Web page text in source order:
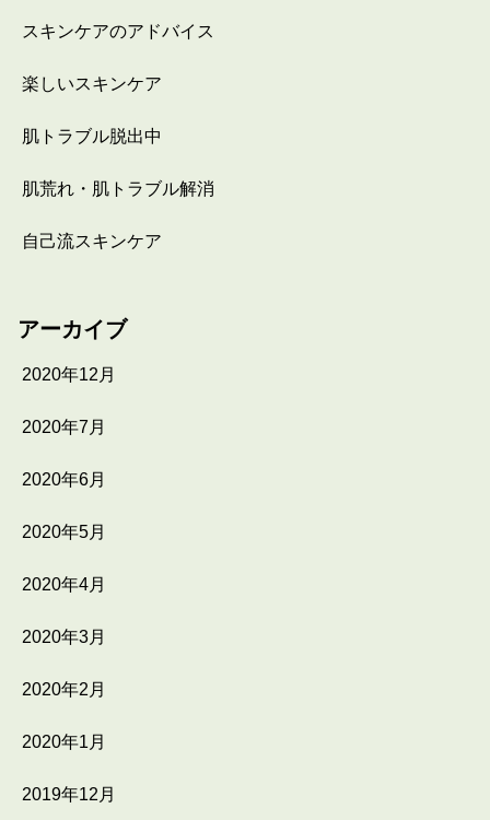
スキンケアのアドバイス
楽しいスキンケア
肌トラブル脱出中
肌荒れ・肌トラブル解消
自己流スキンケア
アーカイブ
2020年12月
2020年7月
2020年6月
2020年5月
2020年4月
2020年3月
2020年2月
2020年1月
2019年12月